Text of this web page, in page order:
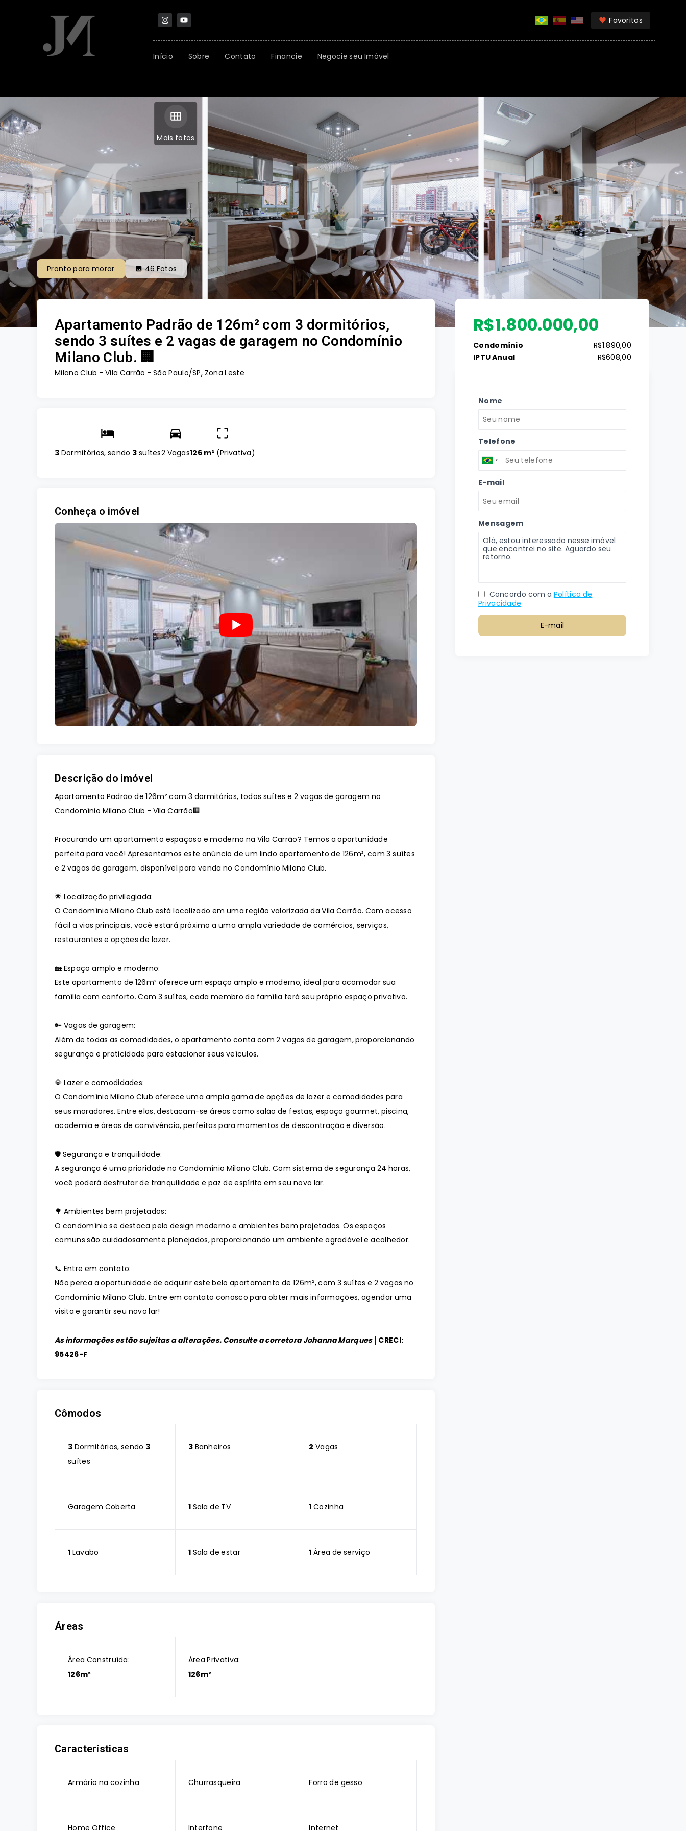
Favoritos
Início Sobre Contato Financie Negocie seu Imóvel
Mais fotos
Pronto para morar 46Fotos
Apartamento Padrão de 126m² com 3 dormitórios,
sendo 3 suítes e 2 vagas de garagem no Condomínio
Milano Club. 🏢
Milano Club - Vila Carrão - São Paulo/SP, Zona Leste
3 Dormitórios, sendo 3 suítes2 Vagas126 m² (Privativa)
Conheça o imóvel
Descrição do imóvel
Apartamento Padrão de 126m² com 3 dormitórios, todos suítes e 2 vagas de garagem no
Condomínio Milano Club - Vila Carrão🏢
Procurando um apartamento espaçoso e moderno na Vila Carrão? Temos a oportunidade
perfeita para você! Apresentamos este anúncio de um lindo apartamento de 126m², com 3 suítes
e 2 vagas de garagem, disponível para venda no Condomínio Milano Club.
🌟 Localização privilegiada:
O Condomínio Milano Club está localizado em uma região valorizada da Vila Carrão. Com acesso
fácil a vias principais, você estará próximo a uma ampla variedade de comércios, serviços,
restaurantes e opções de lazer.
🏡 Espaço amplo e moderno:
Este apartamento de 126m² oferece um espaço amplo e moderno, ideal para acomodar sua
família com conforto. Com 3 suítes, cada membro da família terá seu próprio espaço privativo.
🔑 Vagas de garagem:
Além de todas as comodidades, o apartamento conta com 2 vagas de garagem, proporcionando
segurança e praticidade para estacionar seus veículos.
💎 Lazer e comodidades:
O Condomínio Milano Club oferece uma ampla gama de opções de lazer e comodidades para
seus moradores. Entre elas, destacam-se áreas como salão de festas, espaço gourmet, piscina,
academia e áreas de convivência, perfeitas para momentos de descontração e diversão.
🛡️ Segurança e tranquilidade:
A segurança é uma prioridade no Condomínio Milano Club. Com sistema de segurança 24 horas,
você poderá desfrutar de tranquilidade e paz de espírito em seu novo lar.
🌳 Ambientes bem projetados:
O condomínio se destaca pelo design moderno e ambientes bem projetados. Os espaços
comuns são cuidadosamente planejados, proporcionando um ambiente agradável e acolhedor.
📞 Entre em contato:
Não perca a oportunidade de adquirir este belo apartamento de 126m², com 3 suítes e 2 vagas no
Condomínio Milano Club. Entre em contato conosco para obter mais informações, agendar uma
visita e garantir seu novo lar!
As informações estão sujeitas a alterações. Consulte a corretora Johanna Marques │ CRECI:
95426-F
Cômodos
3 Dormitórios, sendo 3
suítes
3Banheiros 2 Vagas
Garagem Coberta 1Sala de TV 1 Cozinha
1 Lavabo 1Sala de estar 1 Área de serviço
Áreas
Área Construída:
126m²
Área Privativa:
126m²
Características
Armário na cozinha Churrasqueira Forro de gesso
Home Office Interfone Internet
R$1.800.000,00
Condomínio
R$1.890,00
IPTU Anual
R$608,00
Nome
Telefone
E-mail
Mensagem
Concordo com a Política de
Privacidade
E-mail